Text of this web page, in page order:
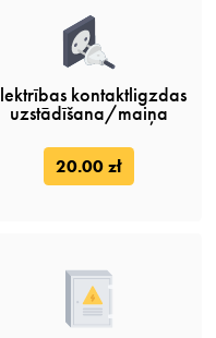
kontaktligzdas
uzstādīšana/maiņa
20.00 zł